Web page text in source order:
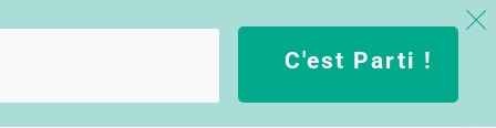
C'est Parti !